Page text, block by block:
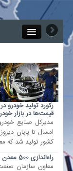
چند رسانه‌ای
رکورد تولید
قیمت‌ها در بازار
مدیرکل صنایع
کشور تولید شد که
راه‌اندازی 500 معدن مقیاس کوچک در کشور